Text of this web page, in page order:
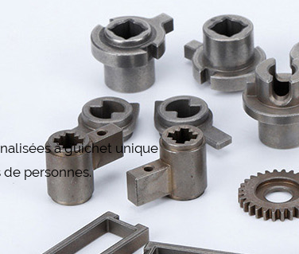
à guichet unique
personnes.